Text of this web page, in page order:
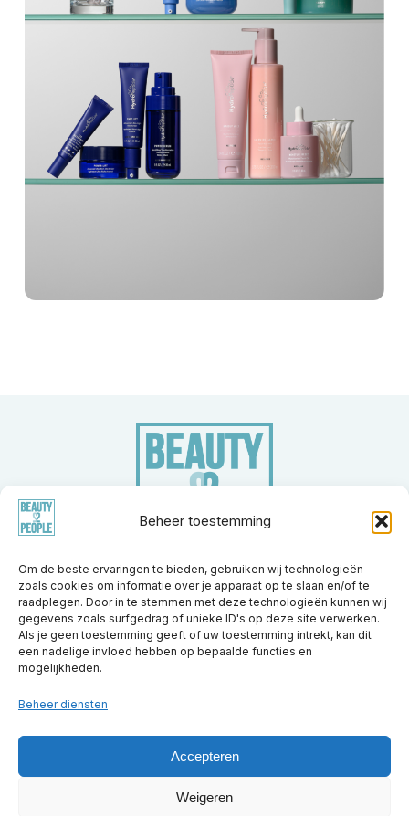
Beheer toestemming
Om de beste ervaringen te bieden, gebruiken wij technologieën
zoals cookies om informatie over je apparaat op te slaan en/of te
raadplegen. Door in te stemmen met deze technologieën kunnen wij
gegevens zoals surfgedrag of unieke ID's op deze site verwerken.
Als je geen toestemming geeft of uw toestemming intrekt, kan dit
een nadelige invloed hebben op bepaalde functies en
mogelijkheden.
Beheer diensten
Accepteren
Weigeren
Merken ApparatuurNieuwsberichten Trainingen
KennisbankPartnersOver ons VacaturesContact
© 2026 Beauty2People. Alle rechten
voorbehouden.